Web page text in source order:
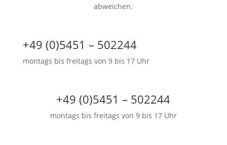
abweichen.
+49 (0)5451 – 502244
montags bis freitags von 9 bis 17 Uhr
+49 (0)5451 – 502244
montags bis freitags von 9 bis 17 Uhr